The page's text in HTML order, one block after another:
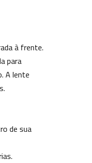
à frente.
para
A lente
de sua